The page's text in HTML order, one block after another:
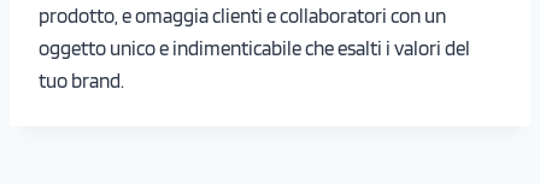
prodotto, e omaggia clienti e collaboratori con un
oggetto unico e indimenticabile che esalti i valori del
tuo brand.